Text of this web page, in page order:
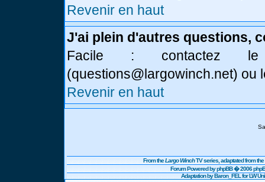
Revenir en haut
J'ai plein d'autres questions,
Facile : contactez
(questions@largowinch.net) ou
Revenir en haut
From theLargo WinchTV series, adaptated from
Forum Powered byphpBB� 2006
Adaptation by Baron_FEL for LW